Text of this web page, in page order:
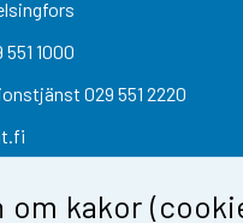
om kakor
551 1000
029 551 2220